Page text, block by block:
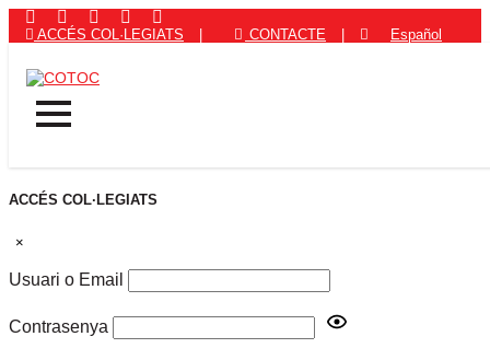
ACCÉS COL·LEGIATS CONTACTE Español
ACCÉS COL·LEGIATS
×
Usuari o Email
Contrasenya